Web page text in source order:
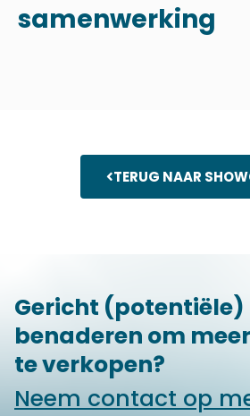
samenwerking
TERUG NAAR
Gericht
benaderen om
te verkopen?
Neem contact op